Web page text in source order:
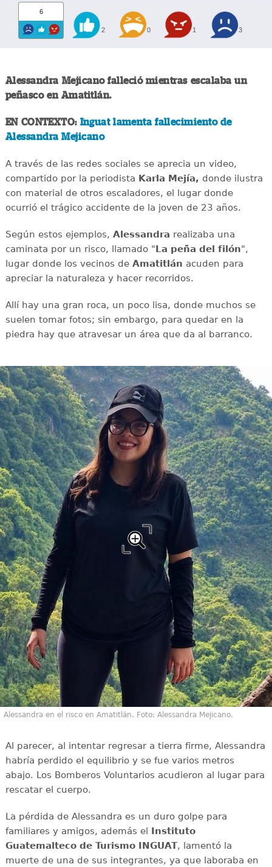
6
2 0 1 3
Alessandra Mejicano falleció mientras escalaba un
peñasco en Amatitlán.
EN CONTEXTO: Inguat lamenta fallecimiento de
Alessandra Mejicano
A través de las redes sociales se aprecia un video,
compartido por la periodista Karla Mejía, donde ilustra
con material de otros escaladores, el lugar donde
ocurrió el trágico accidente de la joven de 23 años.
Según estos ejemplos, Alessandra realizaba una
caminata por un risco, llamado "La peña del filón",
lugar donde los vecinos de Amatitlán acuden para
apreciar la naturaleza y hacer recorridos.
Allí hay una gran roca, un poco lisa, donde muchos se
suelen tomar fotos; sin embargo, para quedar en la
piedra hay que atravesar un área que da al barranco.
Alessandra en el risco en Amatitlán. Foto: Alessandra Mejicano.
Al parecer, al intentar regresar a tierra firme, Alessandra
habría perdido el equilibrio y se fue varios metros
abajo. Los Bomberos Voluntarios acudieron al lugar para
rescatar el cuerpo.
La pérdida de Alessandra es un duro golpe para
familiares y amigos, además el
Instituto
Guatemalteco de Turismo INGUAT, lamentó la
muerte de una de sus integrantes, ya que laboraba en